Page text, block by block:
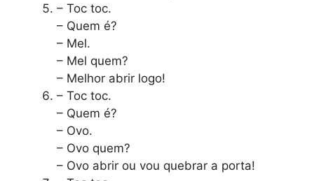
– Toc toc.
– Quem é?
– Mel.
– Mel quem?
– Melhor abrir logo!
– Toc toc.
– Quem é?
– Ovo.
– Ovo quem?
– Ovo abrir ou vou quebrar a porta!